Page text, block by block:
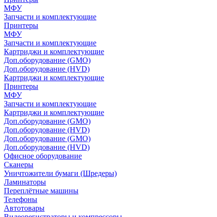
МФУ
Запчасти и комплектующие
Принтеры
МФУ
Запчасти и комплектующие
Картриджи и комплектующие
Доп.оборудование (GMO)
Доп.оборудование (HVD)
Картриджи и комплектующие
Принтеры
МФУ
Запчасти и комплектующие
Картриджи и комплектующие
Доп.оборудование (GMO)
Доп.оборудование (HVD)
Доп.оборудование (GMO)
Доп.оборудование (HVD)
Офисное оборудование
Сканеры
Уничтожители бумаги (Шредеры)
Ламинаторы
Переплётные машины
Телефоны
Автотовары